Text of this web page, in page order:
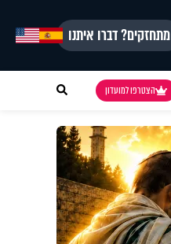
מתחזקים? דברו איתנו
הצטרפו למועדון